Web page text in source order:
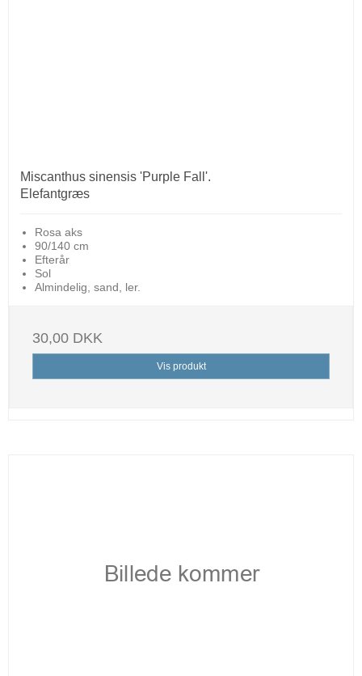
Miscanthus sinensis 'Purple Fall'.
Elefantgræs
Rosa aks
90/140 cm
Efterår
Sol
Almindelig, sand, ler.
30,00 DKK
Vis produkt